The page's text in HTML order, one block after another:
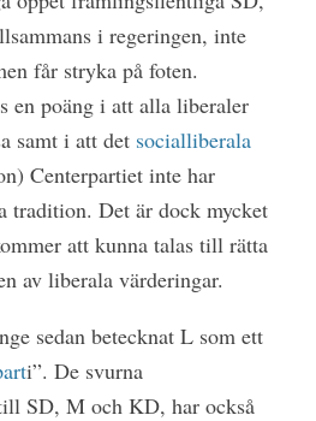
i regeringen, inte
får stryka på foten.
en poäng i att alla liberaler
samt i att det socialliberala
Centerpartiet inte har
tradition. Det är dock mycket
att kunna talas till rätta
av liberala värderingar.
sedan betecknat L som ett
i”. De svurna
SD, M och KD, har också